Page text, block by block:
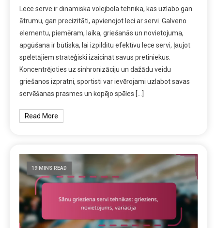
Lece serve ir dinamiska volejbola tehnika, kas uzlabo gan
ātrumu, gan precizitāti, apvienojot leci ar servi. Galveno
elementu, piemēram, laika, griešanās un novietojuma,
apgūšana ir būtiska, lai izpildītu efektīvu lece servi, ļaujot
spēlētājiem stratēģiski izaicināt savus pretiniekus.
Koncentrējoties uz sinhronizāciju un dažādu veidu
griešanos izpratni, sportisti var ievērojami uzlabot savas
servēšanas prasmes un kopējo spēles […]
Read More
19 MINS READ